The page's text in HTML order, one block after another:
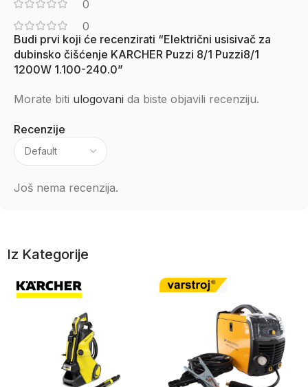
0
0
Recenzije
Još nema recenzija.
Budi prvi koji će recenzirati “Električni usisivač za
dubinsko čišćenje KARCHER Puzzi 8/1 Puzzi8/1
1200W 1.100-240.0”
Morate biti ulogovani da biste objavili recenziju.
Iz Kategorije